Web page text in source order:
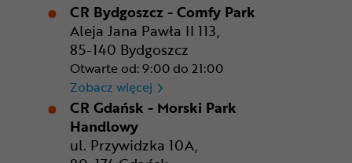
CR Bydgoszcz - Comfy Park
Aleja Jana Pawła II 113,
85-140 Bydgoszcz
Otwarte od: 9:00 do 21:00
Zobacz więcej CR Bydgoszcz - Comfy Park
CR Gdańsk - Morski Park
Handlowy
ul. Przywidzka 10A,